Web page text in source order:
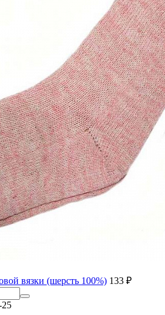
вязки (шерсть 100%) 133 ₽
25